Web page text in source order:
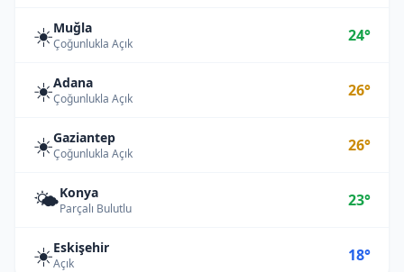
☀️Muğla
Çoğunlukla Açık 24°
☀️Adana
Çoğunlukla Açık 26°
☀️Gaziantep
Çoğunlukla Açık 26°
🌤️Konya
Parçalı Bulutlu 23°
☀️Eskişehir
Açık 18°